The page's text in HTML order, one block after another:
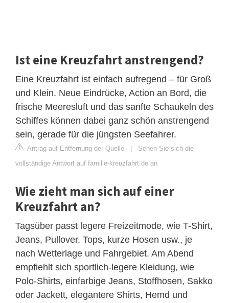
Ist eine Kreuzfahrt anstrengend?
Eine Kreuzfahrt ist einfach aufregend – für Groß
und Klein. Neue Eindrücke, Action an Bord, die
frische Meeresluft und das sanfte Schaukeln des
Schiffes können dabei ganz schön anstrengend
sein, gerade für die jüngsten Seefahrer.
Antrag auf Entfernung der Quelle
Sehen Sie sich die
vollständige Antwort auf familie-kreuzfahrt.de an
Wie zieht man sich auf einer
Kreuzfahrt an?
Tagsüber passt legere Freizeitmode, wie T-Shirt,
Jeans, Pullover, Tops, kurze Hosen usw., je
nach Wetterlage und Fahrgebiet. Am Abend
empfiehlt sich sportlich-legere Kleidung, wie
Polo-Shirts, einfarbige Jeans, Stoffhosen, Sakko
oder Jackett, elegantere Shirts, Hemd und